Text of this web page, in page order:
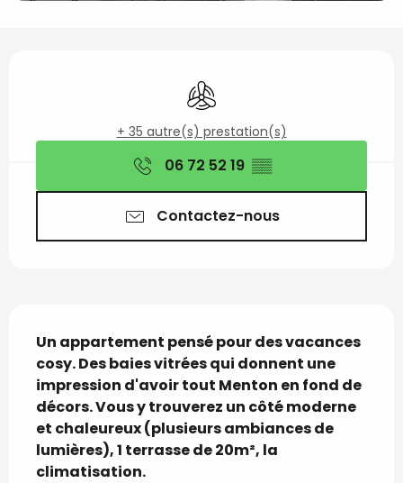
Ouverture et
Air conditionné
+ 35 autre(s) prestation(s)
06 72 52 19 ▒▒
Contactez-nous
Description
Un appartement pensé pour des vacances
cosy. Des baies vitrées qui donnent une
impression d'avoir tout Menton en fond de
décors. Vous y trouverez un côté moderne
et chaleureux (plusieurs ambiances de
lumières), 1 terrasse de 20m², la
climatisation.